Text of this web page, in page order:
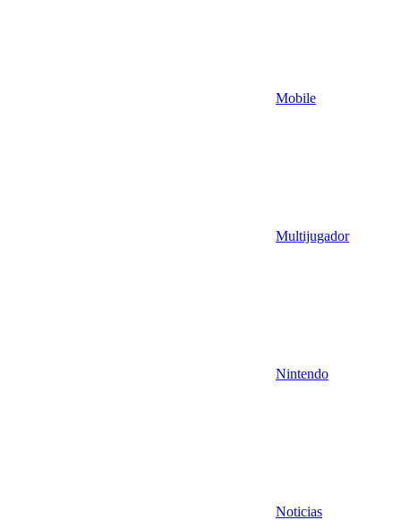
Mobile
Multijugador
Nintendo
Noticias